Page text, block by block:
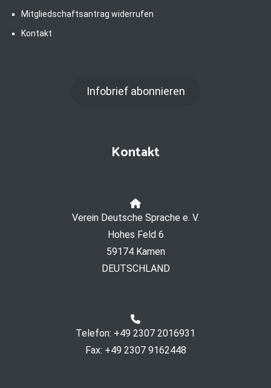
Mitgliedschaftsantrag widerrufen
Kontakt
Infobrief abonnieren
Kontakt
Verein Deutsche Sprache e. V.
Hohes Feld 6
59174 Kamen
DEUTSCHLAND
Telefon: +49 2307 2016931
Fax: +49 2307 9162448